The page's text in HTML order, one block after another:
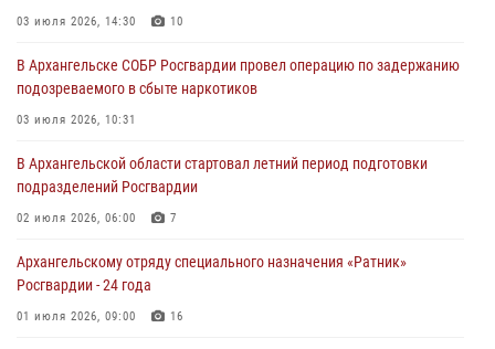
03 июля 2026, 14:30 10
В Архангельске СОБР Росгвардии провел операцию по задержанию
подозреваемого в сбыте наркотиков
03 июля 2026, 10:31
В Архангельской области стартовал летний период подготовки
подразделений Росгвардии
02 июля 2026, 06:00 7
Архангельскому отряду специального назначения «Ратник»
Росгвардии - 24 года
01 июля 2026, 09:00 16